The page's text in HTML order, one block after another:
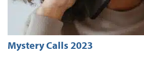
Mystery Calls 2023